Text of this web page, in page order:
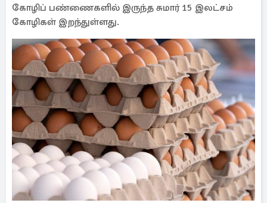
கோழிப் பண்ணைகளில் இருந்த சுமார் 15 இலட்சம்
கோழிகள் இறந்துள்ளது.